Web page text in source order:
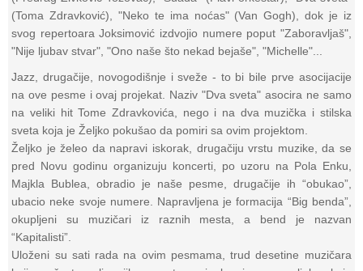
(Toma Zdravković), "Neko te ima noćas" (Van Gogh), dok je iz
svog repertoara Joksimović izdvojio numere poput "Zaboravljaš",
"Nije ljubav stvar", "Ono naše što nekad bejaše", "Michelle"...
Jazz, drugačije, novogodišnje i sveže - to bi bile prve asocijacije
na ove pesme i ovaj projekat. Naziv "Dva sveta" asocira ne samo
na veliki hit Tome Zdravkovića, nego i na dva muzička i stilska
sveta koja je Željko pokušao da pomiri sa ovim projektom.
Željko je želeo da napravi iskorak, drugačiju vrstu muzike, da se
pred Novu godinu organizuju koncerti, po uzoru na Pola Enku,
Majkla Bublea, obradio je naše pesme, drugačije ih “obukao”,
ubacio neke svoje numere. Napravljena je formacija “Big benda”,
okupljeni su muzičari iz raznih mesta, a bend je nazvan
“Kapitalisti”.
Uloženi su sati rada na ovim pesmama, trud desetine muzičara